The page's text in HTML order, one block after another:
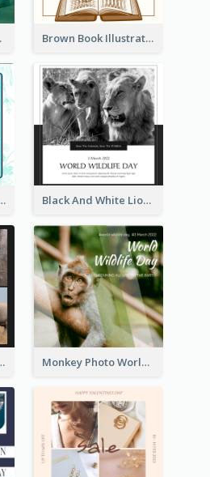
Post Brown Book Illustration Book And Copyright Day Instagram Post
Instagram Post Black And White Lion World Wildlife Day Instagram Post
Day Instagram Post Monkey Photo World Wildlife Day Instagram Post